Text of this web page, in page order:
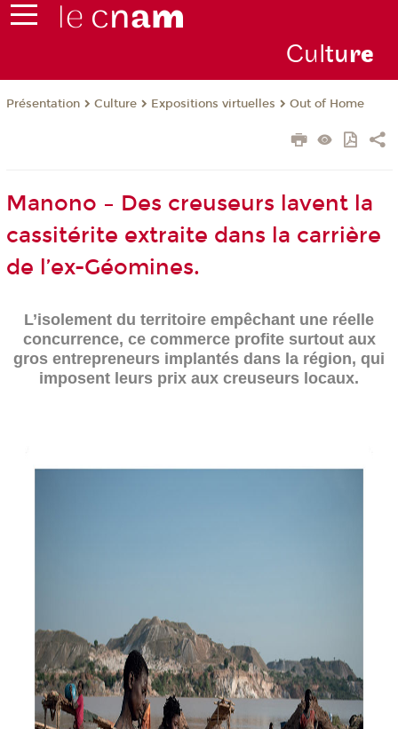
Culture
Présentation Culture Expositions virtuelles Out of Home
Manono – Des creuseurs lavent la
cassitérite extraite dans la carrière
de l’ex-Géomines.
L’isolement du territoire empêchant une réelle
concurrence, ce commerce profite surtout aux
gros entrepreneurs implantés dans la région, qui
imposent leurs prix aux creuseurs locaux.